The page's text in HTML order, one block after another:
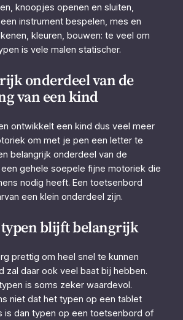
knoopjes openen en sluiten,
instrument bespelen, mes en
kleuren, bouwen: te veel om
is vele malen statischer.
onderdeel van de
van een kind
ontwikkelt een kind dus veel meer
om met je pen een letter te
belangrijk onderdeel van de
gehele soepele fijne motoriek die
nodig heeft. Een toetsenbord
een klein onderdeel zijn.
typen blijft belangrijk
prettig om heel snel te kunnen
zal daar ook veel baat bij hebben.
is soms zeker waardevol.
niet dat het typen op een tablet
is dan typen op een toetsenbord of